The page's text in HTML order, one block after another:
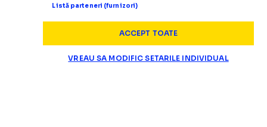
Listă parteneri (furnizori)
ACCEPT TOATE
VREAU SA MODIFIC SETARILE INDIVIDUAL